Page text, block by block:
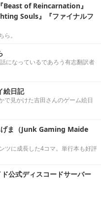
Beast of Reincarnation』
Souls』『ファイナルフ
。
になっているであろう有志翻訳者
絵日記
で見かけた吉田さんのゲーム絵日
げま（Junk Gaming Maide
ツに成長した4コマ。単行本も好評
公式ディスコードサーバー